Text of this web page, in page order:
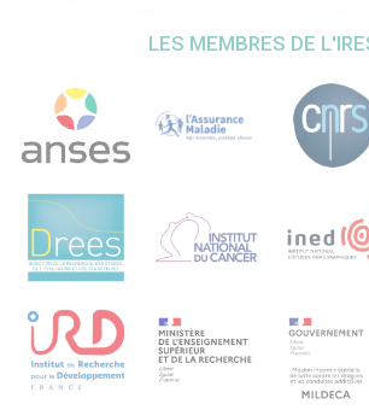
modifier les comportements de sommeil
circadiens. Ces recommandations seront
différents moyens, à travers le REPPOP, la
spécialisée SMR et par le biais de
et de publications des résultats du projet.
LES MEMBRES DE